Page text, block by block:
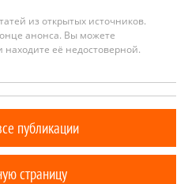
из открытых источников.
анонса. Вы можете
находите её недостоверной.
публикации
страницу